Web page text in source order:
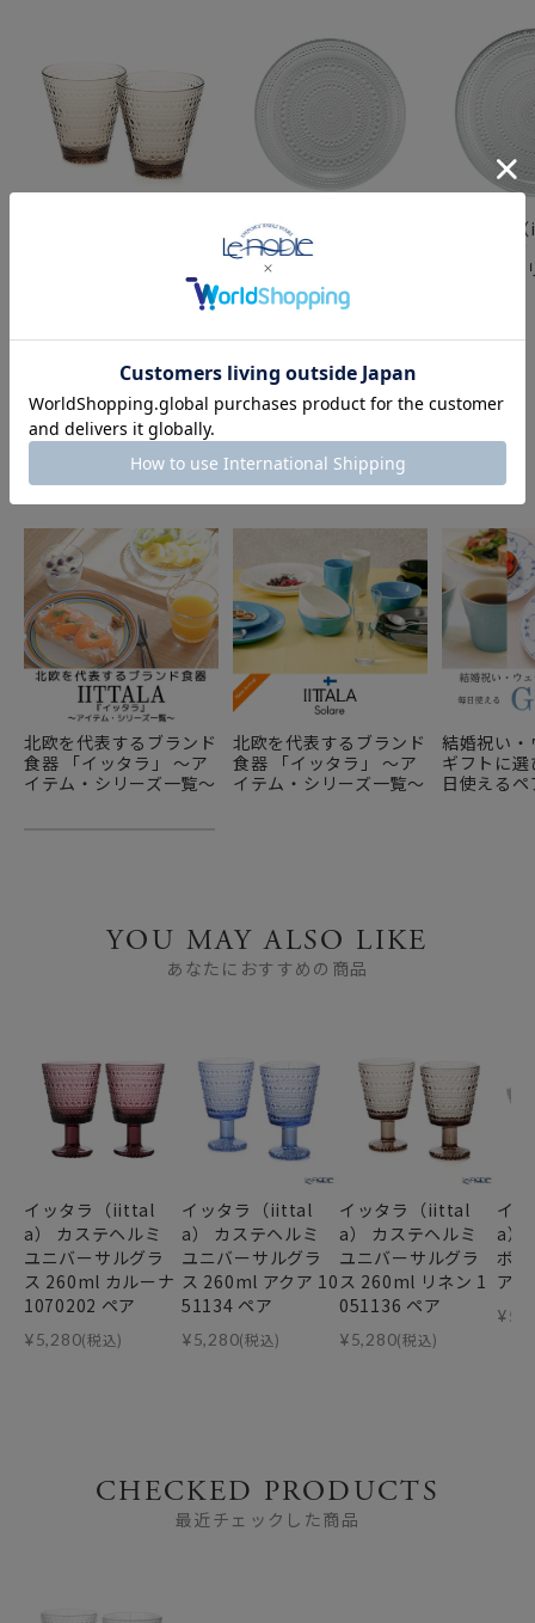
イッタラ（iittala） カ
ステヘルミ プレート
17cm クリア
イッタラ
24.8cm ク
FEATURE
特集
北欧を代表するブランド
食器 「イッタラ」 ～ア
イテム・シリーズ一覧～
北欧を代表するブランド
食器 「イッタラ」 ～ア
イテム・シリーズ一覧～
結婚祝い・
ギフトに
日使える
YOU MAY ALSO LIKE
あなたにおすすめの商品
イッタラ（iittal
a） カステヘルミ
ユニバーサルグラ
ス 260ml カルーナ
1070202 ペア
¥5,280(税込)
イッタラ（iittal
a） カステヘルミ
ユニバーサルグラ
ス 260ml アクア 10
51134 ペア
¥5,280(税込)
イッタラ（iittal
a） カステヘルミ
ユニバーサルグラ
ス 260ml リネン 1
051136 ペア
¥5,280(税込)
イ
a）
ボ
ア
¥
CHECKED PRODUCTS
最近チェックした商品